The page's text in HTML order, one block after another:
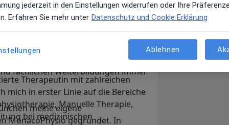
bewusst, dass Sport, Bewegung und
eine enorme Faszination für
der Physiotherapeutin zu erlernen.
geprüften
Zeit beruflich tätig und habe
fachlichen Weiterbildungen immer
meine eigene
MonacoPhysio gegründet. In
Therapeutin mit zahlreichen
mich in erster Linie auf die Bereiche
Manuelle Therapie,
bei medizinischen
jederzeit in den Einstellungen widerrufen oder Ihre
Erfahren Sie mehr unter Datenschutz und Cookie Erklärung
Ablehnen